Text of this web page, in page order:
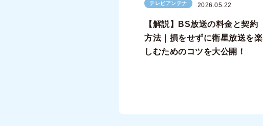
テレビアンテナ 2026.05.22
【解説】BS放送の料金と契約
方法｜損をせずに衛星放送を楽
しむためのコツを大公開！